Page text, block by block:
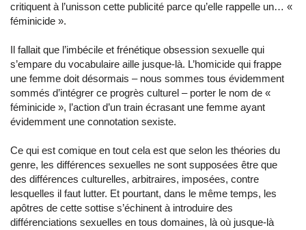
critiquent à l’unisson cette publicité parce qu’elle rappelle un… «
féminicide ».
Il fallait que l’imbécile et frénétique obsession sexuelle qui
s’empare du vocabulaire aille jusque-là. L’homicide qui frappe
une femme doit désormais – nous sommes tous évidemment
sommés d’intégrer ce progrès culturel – porter le nom de «
féminicide », l’action d’un train écrasant une femme ayant
évidemment une connotation sexiste.
Ce qui est comique en tout cela est que selon les théories du
genre, les différences sexuelles ne sont supposées être que
des différences culturelles, arbitraires, imposées, contre
lesquelles il faut lutter. Et pourtant, dans le même temps, les
apôtres de cette sottise s’échinent à introduire des
différenciations sexuelles en tous domaines, là où jusque-là